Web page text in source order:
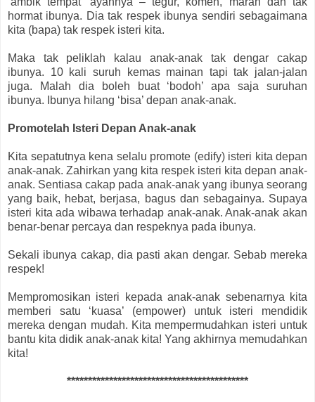
hormat ibunya. Dia tak respek ibunya sendiri sebagaimana
kita (bapa) tak respek isteri kita.
Maka tak peliklah kalau anak-anak tak dengar cakap
ibunya. 10 kali suruh kemas mainan tapi tak jalan-jalan
juga. Malah dia boleh buat ‘bodoh’ apa saja suruhan
ibunya. Ibunya hilang ‘bisa’ depan anak-anak.
Promotelah Isteri Depan Anak-anak
Kita sepatutnya kena selalu promote (edify) isteri kita depan
anak-anak. Zahirkan yang kita respek isteri kita depan anak-
anak. Sentiasa cakap pada anak-anak yang ibunya seorang
yang baik, hebat, berjasa, bagus dan sebagainya. Supaya
isteri kita ada wibawa terhadap anak-anak. Anak-anak akan
benar-benar percaya dan respeknya pada ibunya.
Sekali ibunya cakap, dia pasti akan dengar. Sebab mereka
respek!
Mempromosikan isteri kepada anak-anak sebenarnya kita
memberi satu ‘kuasa’ (empower) untuk isteri mendidik
mereka dengan mudah. Kita mempermudahkan isteri untuk
bantu kita didik anak-anak kita! Yang akhirnya memudahkan
kita!
*******************************************